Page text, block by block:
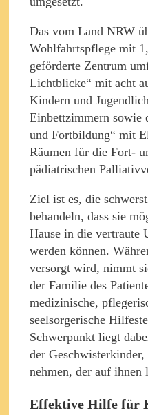
Das vom Land NRW
Wohlfahrtspflege mit
geförderte Zentrum
Lichtblicke“ mit acht
Kindern und
Einbettzimmern sowie
und Fortbildung“ mit
Räumen für die Fort-
pädiatrischen
Ziel ist es, die
behandeln, dass sie
Hause in die vertraute
werden können.
versorgt wird, nimmt
der Familie des
medizinische,
seelsorgerische
Schwerpunkt liegt
der
nehmen, der auf ihnen
Effektive Hilfe für